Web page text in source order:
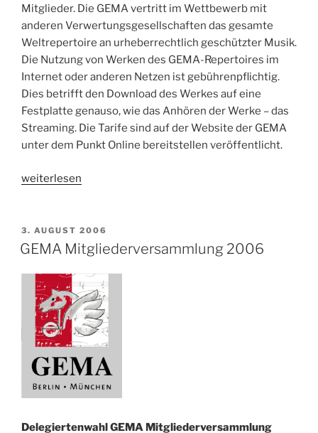
Mitglieder. Die GEMA vertritt im Wettbewerb mit
anderen Verwertungsgesellschaften das gesamte
Weltrepertoire an urheberrechtlich geschützter Musik.
Die Nutzung von Werken des GEMA-Repertoires im
Internet oder anderen Netzen ist gebührenpflichtig.
Dies betrifft den Download des Werkes auf eine
Festplatte genauso, wie das Anhören der Werke – das
Streaming. Die Tarife sind auf der Website der GEMA
unter dem Punkt Online bereitstellen veröffentlicht.
„GEMA
weiterlesen
VERÖFFENTLICHT
AM
3. AUGUST 2006
GEMA Mitgliederversammlung 2006
Delegiertenwahl GEMA Mitgliederversammlung